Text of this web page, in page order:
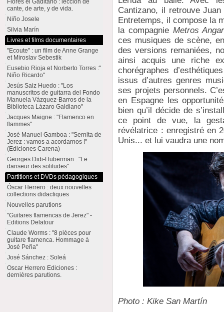
Cantizano, il retrouve
Entretemps, il compose la
la compagnie Metros Angar
ces musiques de scène,
des versions remaniées,
ainsi acquis une riche
chorégraphes
issus d’autres genres
ses projets personnels.
en Espagne les
bien qu’il décide de
ce point de vue, la
révélatrice : enregistré en
Unis... et lui vaudra une
Photo : Kike San Martín
Flores el Gaditano : lección de
cante, de arte, y de vida.
Niño Josele
Silvia Marín
Livres et films documentaires
"Ecoute" : un film de Anne Grange
et Miroslav Sebestik
Eusebio Rioja et Norberto Torres :"
Niño Ricardo"
Jesús Saiz Huedo : "Los
manuscritos de guitarra del Fondo
Manuela Vázquez-Barros de la
Biblioteca Lázaro Galdiano"
Jacques Maigne : "Flamenco en
flammes"
José Manuel Gamboa : "Sernita de
Jerez : vamos a acordarnos !"
(Ediciones Carena)
Georges Didi-Huberman : "Le
danseur des solitudes"
Partitions et DVDs pédagogiques
Óscar Herrero : deux nouvelles
collections didactiques
Nouvelles parutions
"Guitares flamencas de Jerez" -
Editions Delatour
Claude Worms : "8 pièces pour
guitare flamenca. Hommage à
José Peña"
José Sánchez : Soleá
Oscar Herrero Ediciones :
dernières parutions.